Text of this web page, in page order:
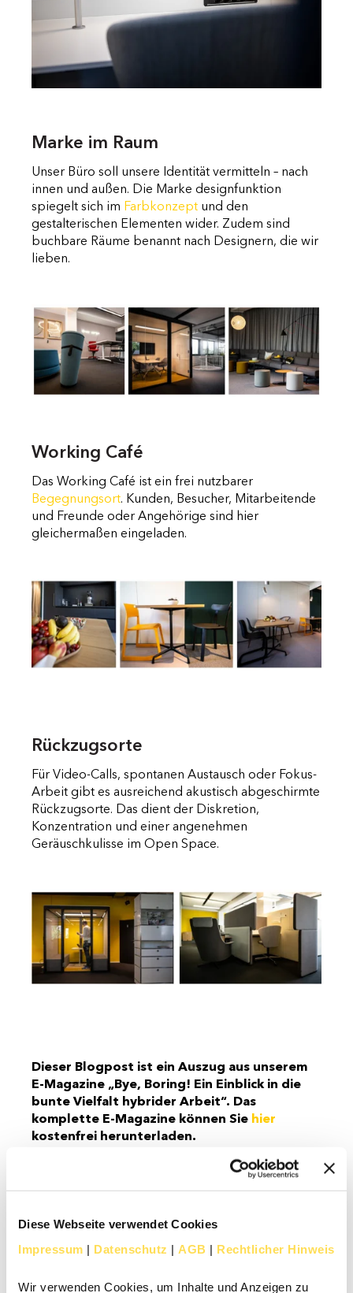
Diese Webseite verwendet Cookies
Impressum | Datenschutz | AGB | Rechtlicher Hinweis
Wir verwenden Cookies, um Inhalte und Anzeigen zu
Marke im Raum
Unser Büro soll unsere Identität vermitteln – nach
innen und außen. Die Marke designfunktion
spiegelt sich im Farbkonzept und den
gestalterischen Elementen wider. Zudem sind
buchbare Räume benannt nach Designern, die wir
lieben.
Working Café
Das Working Café ist ein frei nutzbarer
Begegnungsort. Kunden, Besucher, Mitarbeitende
und Freunde oder Angehörige sind hier
gleichermaßen eingeladen.
Rückzugsorte
Für Video-Calls, spontanen Austausch oder Fokus-
Arbeit gibt es ausreichend akustisch abgeschirmte
Rückzugsorte. Das dient der Diskretion,
Konzentration und einer angenehmen
Geräuschkulisse im Open Space.
Dieser Blogpost ist ein Auszug aus unserem
E-Magazine „Bye, Boring! Ein Einblick in die
bunte Vielfalt hybrider Arbeit“. Das
komplette E-Magazine können Sie hier
kostenfrei herunterladen.
Die 3 dringendsten Fragen der